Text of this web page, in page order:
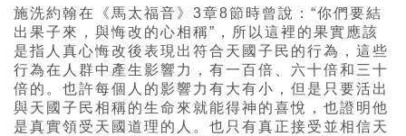
施洗約翰在《馬太福音》3章8節時曾說：“你們要結
出果子來，與悔改的心相稱”，所以這裡的果實應該
是指人真心悔改後表現出符合天國子民的行為，這些
行為在人群中產生影響力，有一百倍、六十倍和三十
倍的。也許每個人的影響力有大有小，但是只要活出
與天國子民相稱的生命來就能得神的喜悅，也證明他
是真實領受天國道理的人。也只有真正接受並相信天